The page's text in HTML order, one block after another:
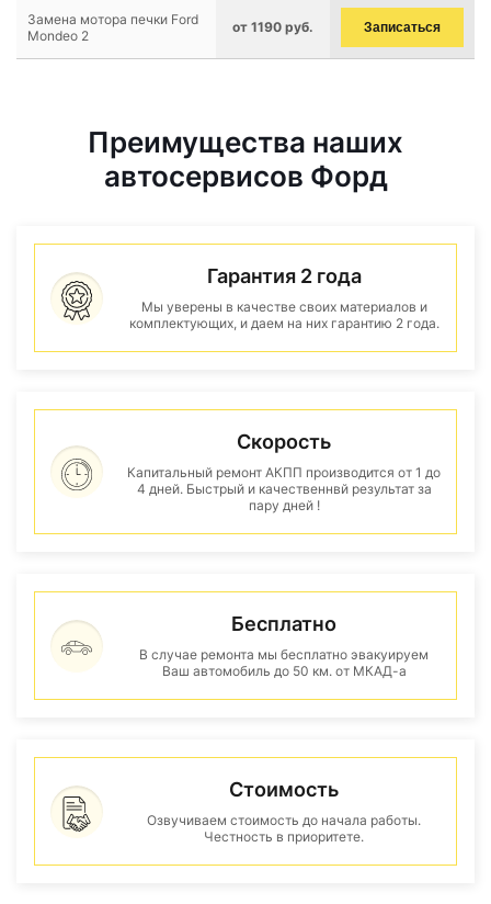
Замена мотора печки Ford
Mondeo 2
от 1190 руб. Записаться
Преимущества наших
автосервисов Форд
Гарантия 2 года
Мы уверены в качестве своих материалов и
комплектующих, и даем на них гарантию 2 года.
Скорость
Капитальный ремонт АКПП производится от 1 до
4 дней. Быстрый и качественнвй результат за
пару дней !
Бесплатно
В случае ремонта мы бесплатно эвакуируем
Ваш автомобиль до 50 км. от МКАД-а
Стоимость
Озвучиваем стоимость до начала работы.
Честность в приоритете.